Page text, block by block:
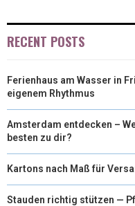
RECENT POSTS
Ferienhaus am Wasser in
eigenem Rhythmus
Amsterdam entdecken –
besten zu dir?
Kartons nach Maß für
Stauden richtig stützen —